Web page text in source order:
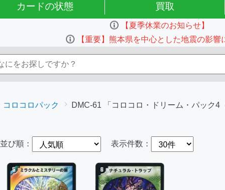
カードの状態 買取
【夏季休業のお知らせ】
【重要】熊本県を中心とした地震の影響
コロコロパック DMC-61 「コロコロ・ドリーム・パック4
並び順： 表示件数：